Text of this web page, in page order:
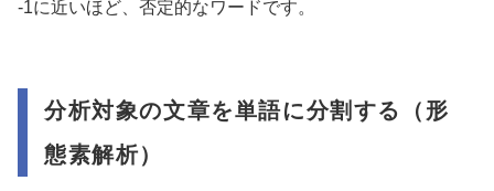
-1に近いほど、否定的なワードです。
分析対象の文章を単語に分割する（形
態素解析）